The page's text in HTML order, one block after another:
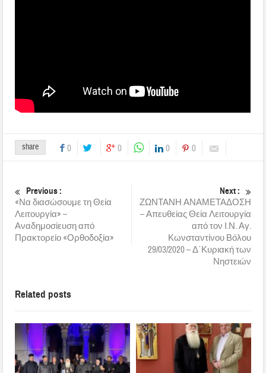
share 0 0 0 0
Previous :
«Να διασώσουμε τη Θεία
Λειτουργία» –
Αναδημοσίευση από
Πρακτορείο «Ορθοδοξία»
Next :
ΖΩΝΤΑΝΗ ΑΝΑΜΕΤΑΔΟΣΗ
– Απευθείας Θεία Λειτουργία
από τον Ι.Ν. Αγ.
Κωνσταντίνου Βόλου
29/03/2020 – Δ΄Κυριακή των
Νηστειών
Related posts